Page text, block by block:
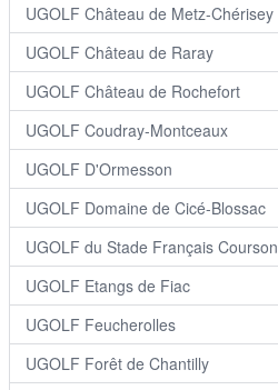
UGOLF Château de Metz-Chérisey
UGOLF Château de Raray
UGOLF Château de Rochefort
UGOLF Coudray-Montceaux
UGOLF D'Ormesson
UGOLF Domaine de Cicé-Blossac
UGOLF du Stade Français Courson
UGOLF Etangs de Fiac
UGOLF Feucherolles
UGOLF Forêt de Chantilly